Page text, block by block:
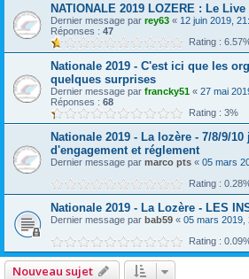
NATIONALE 2019 LOZERE : Le Live
Dernier message par rey63 « 12 juin 2019,
Réponses : 47
Rating :
Nationale 2019 - C'est ici que les
quelques surprises
Dernier message par francky51 « 27 mai
Réponses : 68
Rating : 3%
Nationale 2019 - La lozère - 7/8/9/
d'engagement et réglement
Dernier message par marco pts « 05 mars
Rating :
Nationale 2019 - La Lozère - LES
Dernier message par bab59 « 05 mars 2019,
Rating :
Nouveau sujet